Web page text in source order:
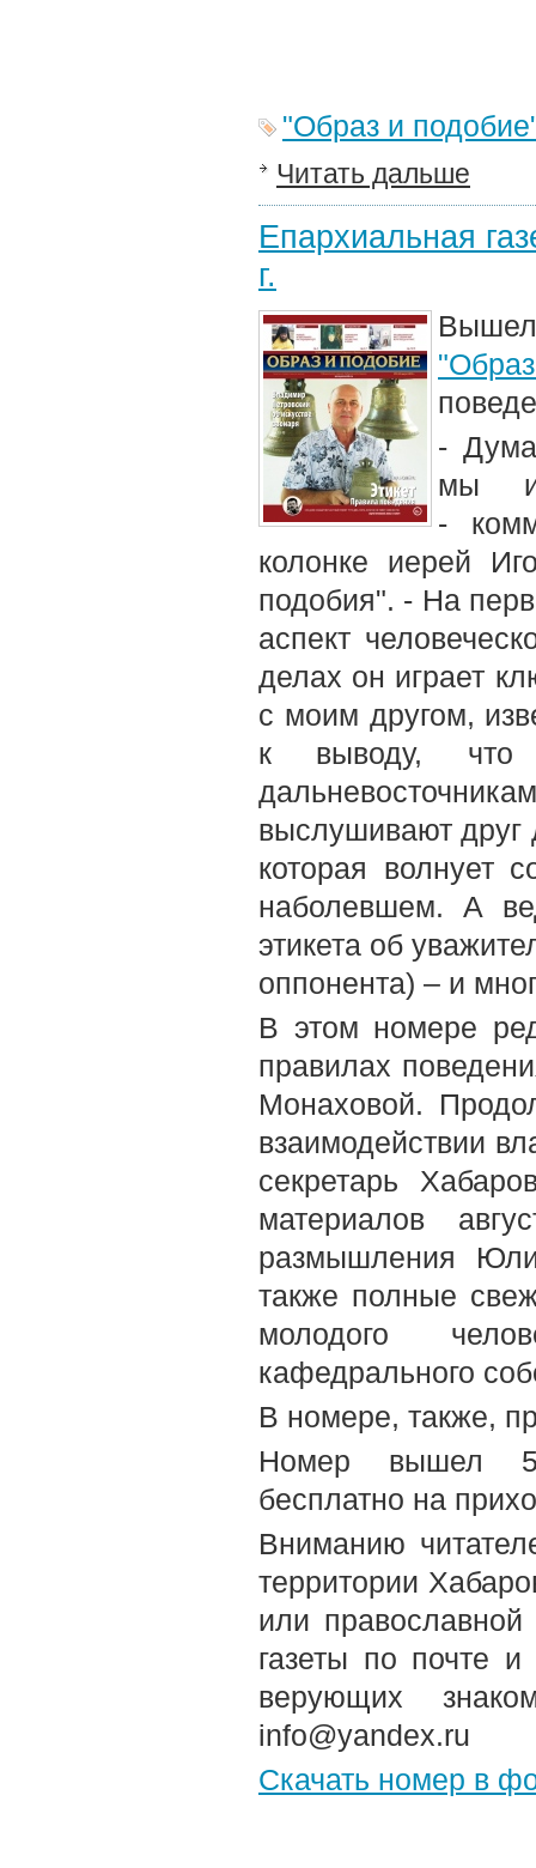
"Образ и
Читать дальше
Епархиальная
г.
Вышел
-
мы
-
колонке иерей
подобия". - На
аспект
делах он играет
с моим другом,
к выводу, что
выслушивают друг
которая волнует
наболевшем. А
этикета об
оппонента) – и
В этом номере
правилах
Монаховой.
взаимодействии
секретарь
материалов
размышления
также полные
молодого
кафедрального
В номере, также,
Номер вышел 5-
бесплатно на
Вниманию
территории
или
газеты по почте и
верующих
info@yandex.ru
Скачать номер в